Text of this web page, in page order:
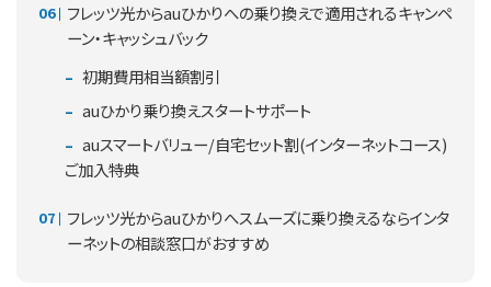
フレッツ光からauひかりへの乗り換えで適用されるキャンペ
ーン・キャッシュバック
初期費用相当額割引
auひかり乗り換えスタートサポート
auスマートバリュー/自宅セット割(インターネットコース)
ご加入特典
フレッツ光からauひかりへスムーズに乗り換えるならインタ
ーネットの相談窓口がおすすめ